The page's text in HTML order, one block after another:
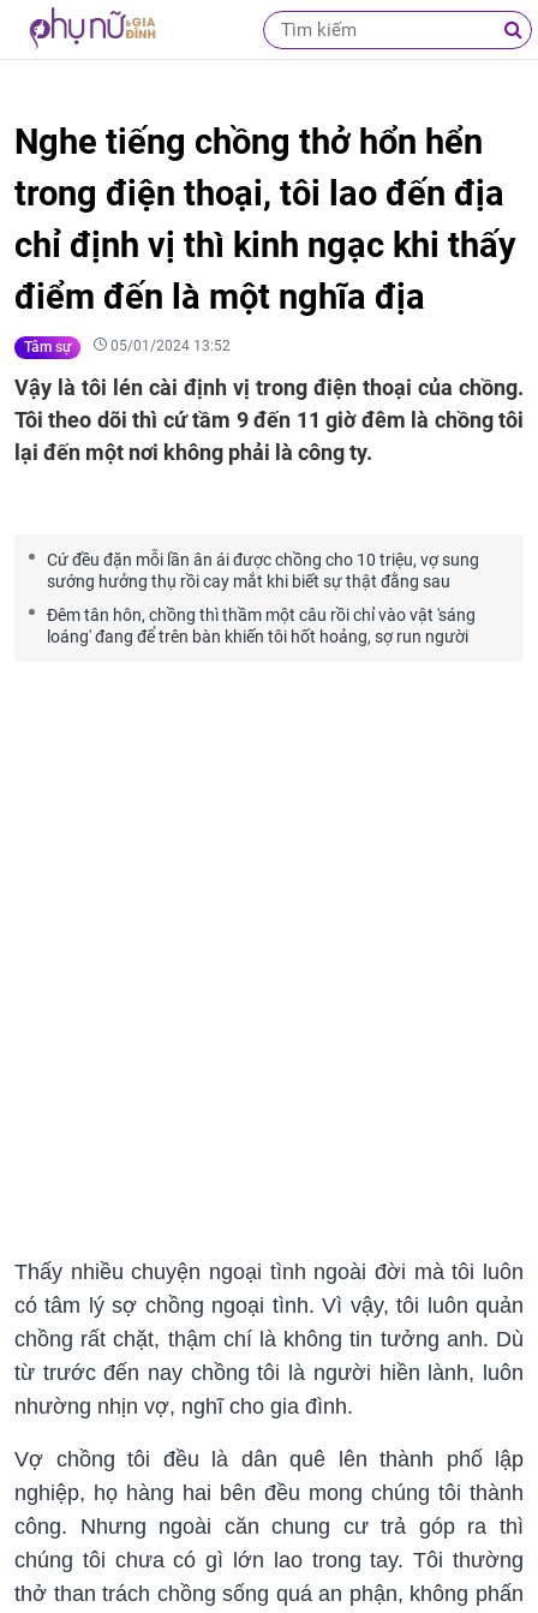
Nghe tiếng chồng thở hổn hển
trong điện thoại, tôi lao đến địa
chỉ định vị thì kinh ngạc khi thấy
điểm đến là một nghĩa địa
Tâm sự 05/01/2024 13:52
Vậy là tôi lén cài định vị trong điện thoại của chồng.
Tôi theo dõi thì cứ tầm 9 đến 11 giờ đêm là chồng tôi
lại đến một nơi không phải là công ty.
Cứ đều đặn mỗi lần ân ái được chồng cho 10 triệu, vợ sung
sướng hưởng thụ rồi cay mắt khi biết sự thật đằng sau
Đêm tân hôn, chồng thì thầm một câu rồi chỉ vào vật 'sáng
loáng' đang để trên bàn khiến tôi hốt hoảng, sợ run người
Thấy nhiều chuyện ngoại tình ngoài đời mà tôi luôn
có tâm lý sợ chồng ngoại tình. Vì vậy, tôi luôn quản
chồng rất chặt, thậm chí là không tin tưởng anh. Dù
từ trước đến nay chồng tôi là người hiền lành, luôn
nhường nhịn vợ, nghĩ cho gia đình.
Vợ chồng tôi đều là dân quê lên thành phố lập
nghiệp, họ hàng hai bên đều mong chúng tôi thành
công. Nhưng ngoài căn chung cư trả góp ra thì
chúng tôi chưa có gì lớn lao trong tay. Tôi thường
thở than trách chồng sống quá an phận, không phấn